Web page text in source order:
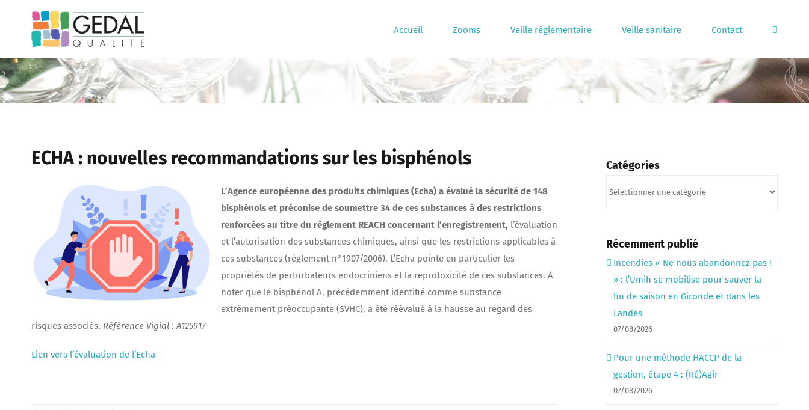
contenu
Accueil Zooms Veille règlementaire Veille sanitaire Contact
ECHA : nouvelles recommandations sur les bisphénols
L’Agence européenne des produits chimiques (Echa) a évalué la sécurité de 148
bisphénols et préconise de soumettre 34 de ces substances à des restrictions
renforcées au titre du règlement REACH concernant l’enregistrement, l’évaluation
et l’autorisation des substances chimiques, ainsi que les restrictions applicables à
ces substances (règlement n°1907/2006). L’Echa pointe en particulier les
propriétés de perturbateurs endocriniens et la reprotoxicité de ces substances. À
noter que le bisphénol A, précédemment identifié comme substance
extrêmement préoccupante (SVHC), a été réévalué à la hausse au regard des
risques associés. Référence Vigial : A125917
Lien vers l’évaluation de l’Echa
Catégories
Récemment publié
Incendies « Ne nous abandonnez pas !
» : l’Umih se mobilise pour sauver la
fin de saison en Gironde et dans les
Landes
07/08/2026
Pour une méthode HACCP de la
gestion, étape 4 : (Ré)Agir
07/08/2026